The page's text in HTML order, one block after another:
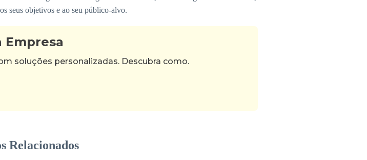
seus objetivos e ao seu público-alvo.
Empresa
soluções personalizadas. Descubra como.
Relacionados